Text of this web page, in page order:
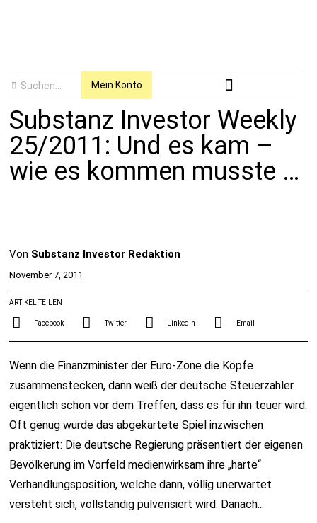
Mein Konto
Substanz Investor Weekly
25/2011: Und es kam –
wie es kommen musste …
Von Substanz Investor Redaktion
November 7, 2011
ARTIKEL TEILEN
Facebook Twitter LinkedIn Email
Wenn die Finanzminister der Euro-Zone die Köpfe
zusammenstecken, dann weiß der deutsche Steuerzahler
eigentlich schon vor dem Treffen, dass es für ihn teuer wird.
Oft genug wurde das abgekartete Spiel inzwischen
praktiziert: Die deutsche Regierung präsentiert der eigenen
Bevölkerung im Vorfeld medienwirksam ihre „harte“
Verhandlungsposition, welche dann, völlig unerwartet
versteht sich, vollständig pulverisiert wird. Danach...